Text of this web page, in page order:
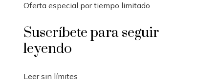
Oferta especial por tiempo limitado
Suscríbete para seguir
leyendo
Leer sin límites